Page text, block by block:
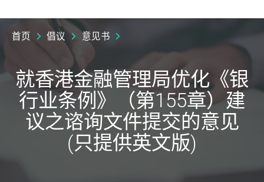
首页 倡议 意见书
就香港金融管理局优化《银
行业条例》（第155章）建
议之谘询文件提交的意见
(只提供英文版)